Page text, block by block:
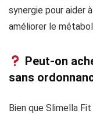
synergie pour aider
améliorer le
Peut-on
sans
Bien que Slimella